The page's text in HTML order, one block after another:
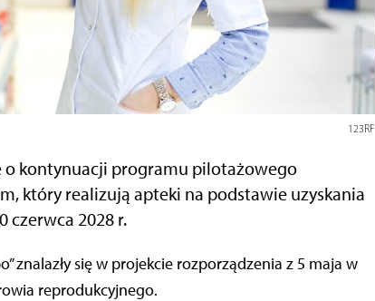
123RF
o kontynuacji programu pilotażowego
który realizują apteki na podstawie uzyskania
czerwca 2028 r.
reprodukcyjnego.